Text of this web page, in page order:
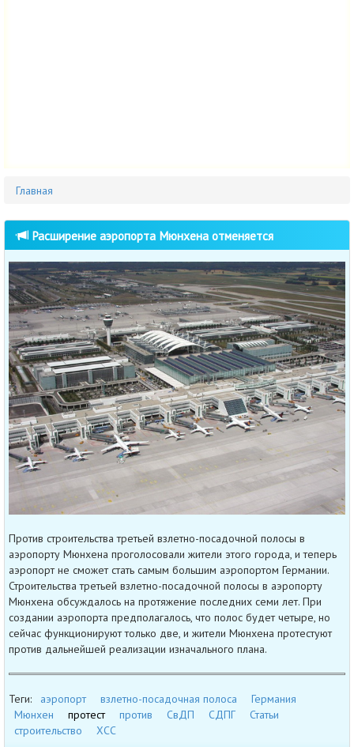
Главная
Расширение аэропорта Мюнхена отменяется
Против строительства третьей взлетно-посадочной полосы в
аэропорту Мюнхена проголосовали жители этого города, и теперь
аэропорт не сможет стать самым большим аэропортом Германии.
Строительства третьей взлетно-посадочной полосы в аэропорту
Мюнхена обсуждалось на протяжение последних семи лет. При
создании аэропорта предполагалось, что полос будет четыре, но
сейчас функционируют только две, и жители Мюнхена протестуют
против дальнейшей реализации изначального плана.
Теги: аэропорт взлетно-посадочная полоса
Германия
Мюнхен
протест против СвДП СДПГ
Статьи
строительство
ХСС